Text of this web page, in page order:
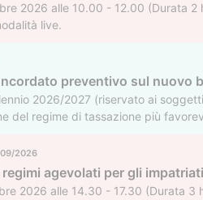
2026 alle 10.00 - 12.00 (Durata
live.
preventivo sul nuovo
2026/2027 (riservato ai
del regime di tassazione più
rispetto al 2024.
2026
agevolati per gli impatriati
2026 alle 14.30 - 17.30 (Durata